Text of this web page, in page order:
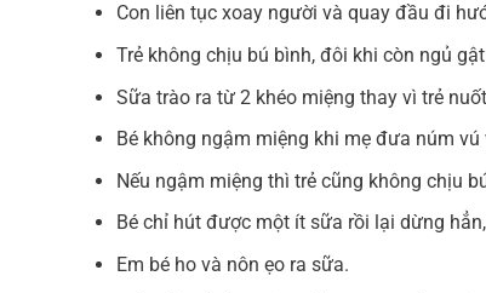
Con liên tục xoay người và quay đầu đi
Trẻ không chịu bú bình, đôi khi còn ngủ
Sữa trào ra từ 2 khéo miệng thay vì trẻ
Bé không ngậm miệng khi mẹ đưa núm vú
Nếu ngậm miệng thì trẻ cũng không chịu
Bé chỉ hút được một ít sữa rồi lại dừng
Em bé ho và nôn ẹo ra sữa.